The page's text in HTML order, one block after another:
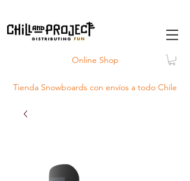
Online Shop
Tienda Snowboards con envíos a todo Chile